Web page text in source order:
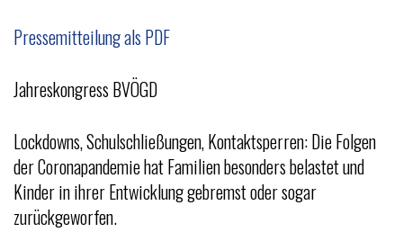
Pressemitteilung als PDF
Jahreskongress BVÖGD
Lockdowns, Schulschließungen, Kontaktsperren: Die Folgen
der Coronapandemie hat Familien besonders belastet und
Kinder in ihrer Entwicklung gebremst oder sogar
zurückgeworfen.